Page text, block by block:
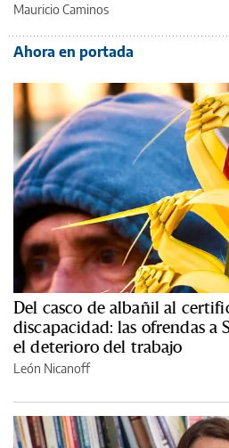
Mauricio Caminos
Ahora en portada
Del casco de albañil al
discapacidad: las ofrendas a
el deterioro del trabajo
León Nicanoff